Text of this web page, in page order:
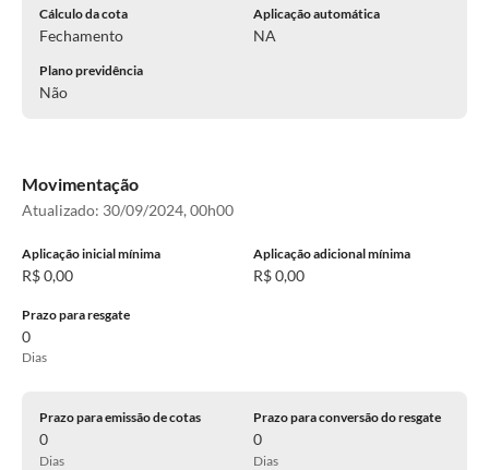
Cálculo da cota
Fechamento
Aplicação automática
NA
Plano previdência
Não
Movimentação
Atualizado: 30/09/2024, 00h00
Aplicação inicial mínima
R$ 0,00
Aplicação adicional mínima
R$ 0,00
Prazo para resgate
0
Dias
Prazo para emissão de cotas
0
Dias
Prazo para conversão do resgate
0
Dias